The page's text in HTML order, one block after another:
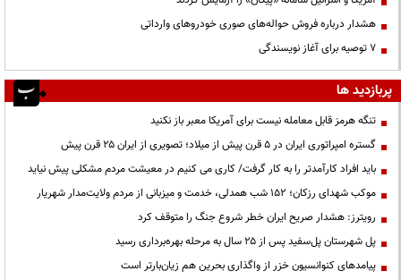
هشدار درباره فروش حواله‌های صوری خودروهای وارداتی
۷ توصیه برای آغاز نویسندگی
پربازدید ها
تنگه هرمز قابل معامله نیست برای آمریکا معبر باز نکنید
گستره امپراتوری ایران در ۵ قرن پیش از میلاد؛ تصویری از ایران ۲۵ قرن پیش
باید افراد کارآمدتر را به کار گرفت/ کاری می کنیم در معیشت مردم مشکلی پیش نیاید
موکب شهدای رزکان؛ ۱۵۲ شب همدلی، خدمت و میزبانی از مردم ولایت‌مدار شهریار
رویترز: هشدار صریح ایران خطر شروع جنگ را متوقف کرد
پل شهرستان پل‌سفید پس از ۲۵ سال به مرحله بهره‌برداری رسید
پیامدهای کنوانسیون خزر از واگذاری بحرین هم زیان‌بارتر است